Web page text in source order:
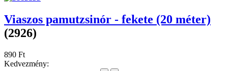
Viaszos pamutzsinór - fekete (20 méter)
(2926)
890 Ft
Kedvezmény: